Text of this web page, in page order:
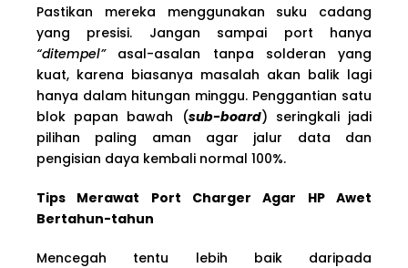
Pastikan mereka menggunakan suku cadang
yang presisi. Jangan sampai port hanya
“ditempel”asal-asalan tanpa solderan yang
kuat, karena biasanya masalah akan balik lagi
hanya dalam hitungan minggu. Penggantian satu
blok papan bawah (sub-board) seringkali jadi
pilihan paling aman agar jalur data dan
pengisian daya kembali normal 100%.
Tips Merawat Port Charger Agar HP Awet
Bertahun-tahun
Mencegah tentu lebih baik daripada